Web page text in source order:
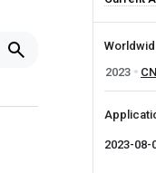
2023
CN
2023-08-